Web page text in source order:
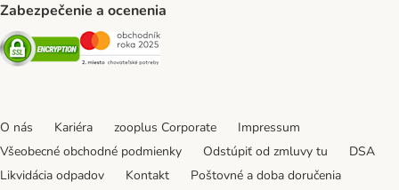
Zabezpečenie a ocenenia
Security Security
O nás Kariéra zooplus Corporate
Impressum
Všeobecné obchodné podmienky
Odstúpiť od zmluvy tu
DSA
Likvidácia odpadov
Kontakt
Poštovné a doba doručenia